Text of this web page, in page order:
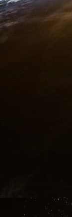
C’est une
[3]Le « bang »